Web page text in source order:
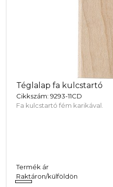
Téglalap fa kulcstartó
Cikkszám: 9293-11CD
Fa kulcstartó fém karikával.
Termék ár
Raktáron/külföldön